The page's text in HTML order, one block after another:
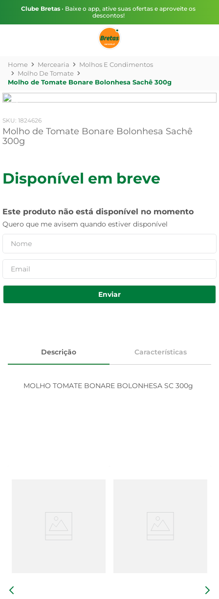
Clube Bretas • Baixe o app, ative suas ofertas e aproveite os
descontos!
Mercearia
Molhos E Condimentos
Molho De Tomate
Molho de Tomate Bonare Bolonhesa Sachê 300g
: 1824626
Molho de Tomate Bonare Bolonhesa Sachê
300g
Disponível em breve
Este produto não está disponível no momento
Quero que me avisem quando estiver disponível
Enviar
Descrição Características
MOLHO TOMATE BONARE BOLONHESA SC 300g